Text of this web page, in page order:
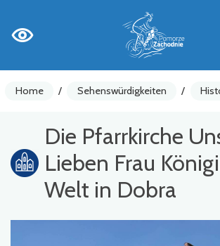
Home / Sehenswürdigkeiten /
Die Pfarrkirche
Lieben Frau
Welt in Dobra